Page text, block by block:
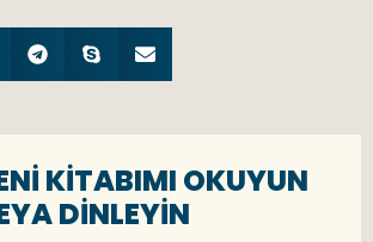
KITABIMI OKUYUN
DINLEYIN